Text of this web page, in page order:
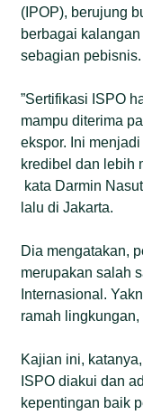
(IPOP), berujung
berbagai
sebagian pebisnis.
”Sertifikasi ISPO
mampu diterima
ekspor. Ini
kredibel dan lebih
kata Darmin
lalu di Jakarta.
Dia mengatakan,
merupakan salah
Internasional.
ramah
Kajian ini,
ISPO diakui dan
kepentingan baik